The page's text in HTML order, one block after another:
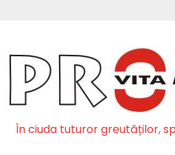
În ciuda tuturor greutăților,